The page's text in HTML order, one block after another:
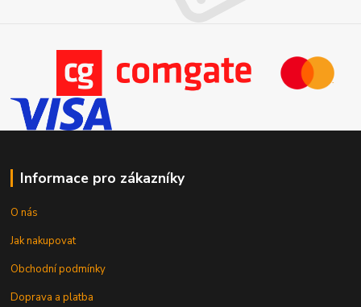
Informace pro zákazníky
O nás
Jak nakupovat
Obchodní podmínky
Doprava a platba